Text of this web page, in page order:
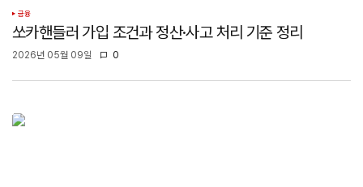
금융
쏘카핸들러 가입 조건과 정산·사고 처리 기준 정리
2026년 05월 09일 0